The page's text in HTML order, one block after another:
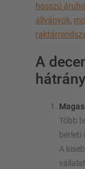
hosszú
állványok
A
Több
bérleti
A